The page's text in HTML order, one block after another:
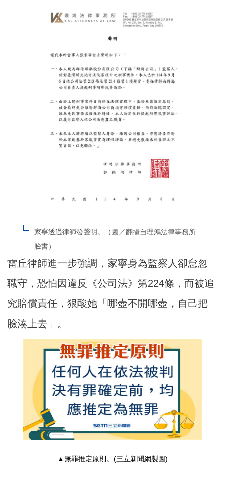
家寧透過律師發聲明。（圖／翻攝自理鴻法律事務所
臉書）
雷丘律師進一步強調，家寧身為監察人卻怠忽
職守，恐怕因違反《公司法》第224條，而被追
究賠償責任，狠酸她「哪壺不開哪壺，自己把
臉湊上去」。
▲無罪推定原則。(三立新聞網製圖)